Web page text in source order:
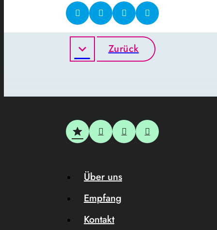
Zurück
Über uns
Empfang
Kontakt